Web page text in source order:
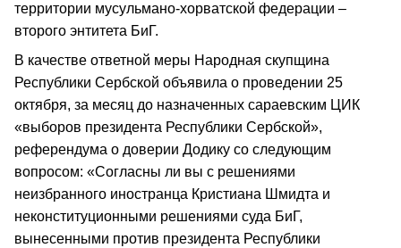
территории мусульмано-хорватской федерации –
второго энтитета БиГ.
В качестве ответной меры Народная скупщина
Республики Сербской объявила о проведении 25
октября, за месяц до назначенных сараевским ЦИК
«выборов президента Республики Сербской»,
референдума о доверии Додику со следующим
вопросом: «Согласны ли вы с решениями
неизбранного иностранца Кристиана Шмидта и
неконституционными решениями суда БиГ,
вынесенными против президента Республики